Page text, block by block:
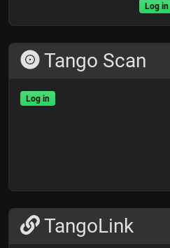
Log in
Tango Scan
Log in
TangoLink